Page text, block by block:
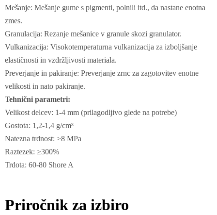
Mešanje: Mešanje gume s pigmenti, polnili itd., da nastane enotna
zmes.
Granulacija: Rezanje mešanice v granule skozi granulator.
Vulkanizacija: Visokotemperaturna vulkanizacija za izboljšanje
elastičnosti in vzdržljivosti materiala.
Preverjanje in pakiranje: Preverjanje zrnc za zagotovitev enotne
velikosti in nato pakiranje.
Tehnični parametri:
Velikost delcev: 1-4 mm (prilagodljivo glede na potrebe)
Gostota: 1,2-1,4 g/cm³
Natezna trdnost: ≥8 MPa
Raztezek: ≥300%
Trdota: 60-80 Shore A
Priročnik za izbiro